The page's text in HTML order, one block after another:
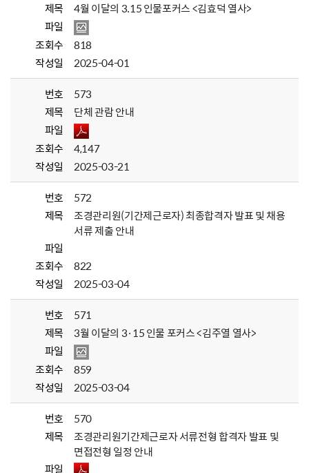
제목
4월 이달의 3.15 인물포커스 <김효덕 열사>
파일
조회수
818
작성일
2025-04-01
번호
573
제목
단체 관람 안내
파일
조회수
4,147
작성일
2025-03-21
번호
572
제목
조경관리원(기간제근로자) 최종합격자 발표 및 채용
서류 제출 안내
파일
조회수
822
작성일
2025-03-04
번호
571
제목
3월 이달의 3·15 인물 포커스 <김주열 열사>
파일
조회수
859
작성일
2025-03-04
번호
570
제목
조경관리원기간제근로자 서류전형 합격자 발표 및
면접전형 일정 안내
파일